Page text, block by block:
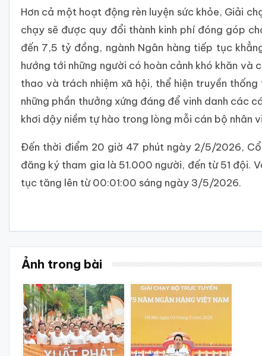
Hơn cả một hoạt động rèn luyện sức khỏe, Giải
chạy sẽ được quy đổi thành kinh phí đóng góp
đến 7,5 tỷ đồng, ngành Ngân hàng tiếp tục
hướng tới những người có hoàn cảnh khó khăn
thao và trách nhiệm xã hội, thể hiện truyền
những phần thưởng xứng đáng để vinh danh các
khơi dậy niềm tự hào trong lòng mỗi cán bộ
Đến thời điểm 20 giờ 47 phút ngày 2/5/2026,
đăng ký tham gia là 51.000 người, đến từ 51 đội.
tục tăng lên từ 00:01:00 sáng ngày 3/5/2026.
Ảnh trong bài